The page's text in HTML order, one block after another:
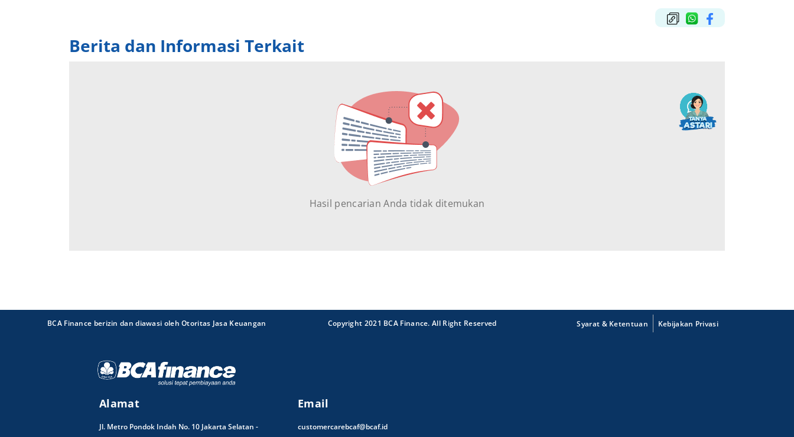
Berita dan Informasi Terkait
Hasil pencarian Anda tidak ditemukan
BCA Finance berizin dan diawasi oleh Otoritas Jasa Keuangan Copyright 2021 BCA Finance. All Right Reserved Syarat & Ketentuan Kebijakan Privasi
Alamat
Jl. Metro Pondok Indah No. 10 Jakarta Selatan -
Email
customercarebcaf@bcaf.id